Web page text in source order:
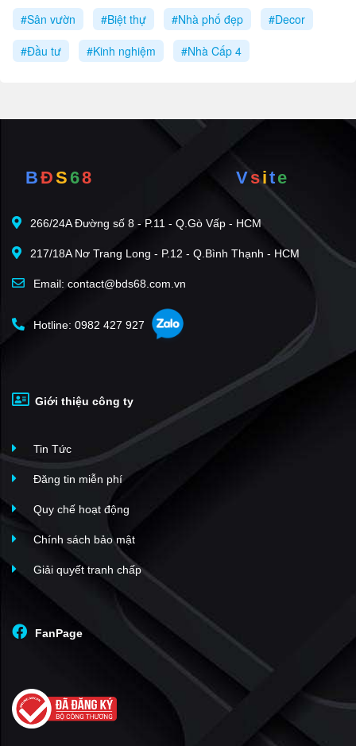
#Sân vườn
#Biệt thự #Nhà phố đẹp
#Decor
#Đầu tư
#Kinh nghiệm #Nhà Cấp 4
BĐS68 Vsite
266/24A Đường số 8 - P.11 - Q.Gò Vấp - HCM
217/18A Nơ Trang Long - P.12 - Q.Bình Thạnh - HCM
Email: contact@bds68.com.vn
Hotline: 0982 427 927
Giới thiệu công ty
Tin Tức
Đăng tin miễn phí
Quy chế hoạt động
Chính sách bảo mật
Giải quyết tranh chấp
FanPage